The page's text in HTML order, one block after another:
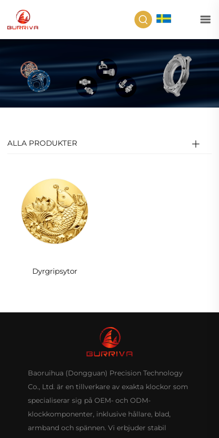
ALLA PRODUKTER
Dyrgripsytor
Baoruihua (Dongguan) Precision Technology
Co., Ltd. är en tillverkare av exakta klockor som
specialiserar sig på OEM- och ODM-
klockkomponenter, inklusive hållare, blad,
armband och spännen. Vi erbjuder stabil